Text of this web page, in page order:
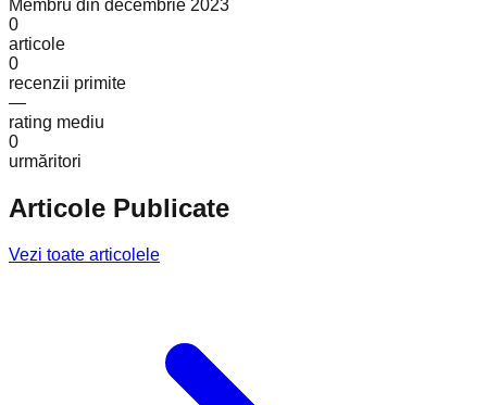
Membru din decembrie 2023
0
articole
0
recenzii primite
—
rating mediu
0
urmăritori
Articole Publicate
Vezi toate articolele